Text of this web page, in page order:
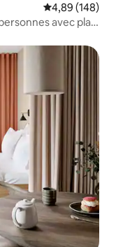
Évaluation
4,89 (148)
avec plan